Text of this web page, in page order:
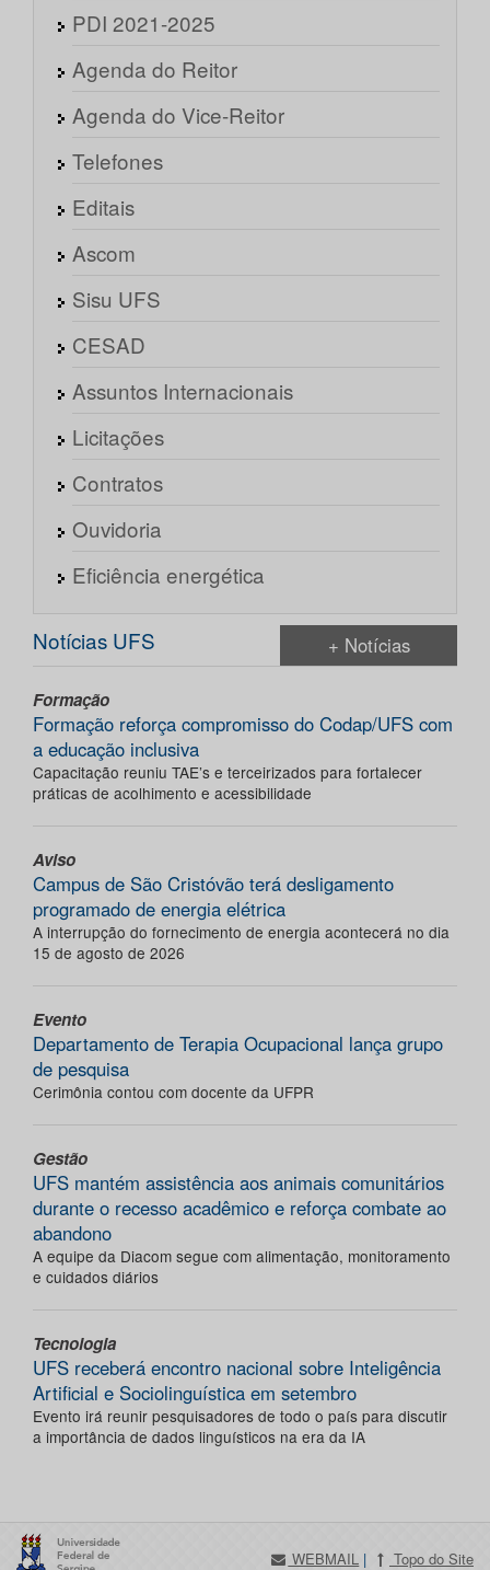
PDI 2021-2025
Agenda do Reitor
Agenda do Vice-Reitor
Telefones
Editais
Ascom
Sisu UFS
CESAD
Assuntos Internacionais
Licitações
Contratos
Ouvidoria
Eficiência energética
Notícias UFS + Notícias
Formação
Formação reforça compromisso do Codap/UFS com
a educação inclusiva
Capacitação reuniu TAE’s e terceirizados para fortalecer
práticas de acolhimento e acessibilidade
Aviso
Campus de São Cristóvão terá desligamento
programado de energia elétrica
A interrupção do fornecimento de energia acontecerá no dia
15 de agosto de 2026
Evento
Departamento de Terapia Ocupacional lança grupo
de pesquisa
Cerimônia contou com docente da UFPR
Gestão
UFS mantém assistência aos animais comunitários
durante o recesso acadêmico e reforça combate ao
abandono
A equipe da Diacom segue com alimentação, monitoramento
e cuidados diários
Tecnologia
UFS receberá encontro nacional sobre Inteligência
Artificial e Sociolinguística em setembro
Evento irá reunir pesquisadores de todo o país para discutir
a importância de dados linguísticos na era da IA
WEBMAIL | Topo do Site